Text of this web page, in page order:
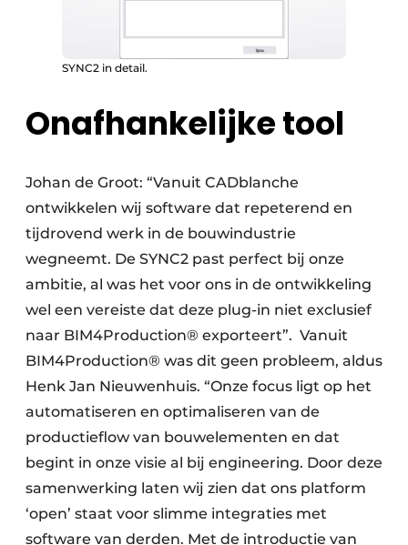
SYNC2 in detail.
Onafhankelijke tool
Johan de Groot: “Vanuit CADblanche
ontwikkelen wij software dat repeterend en
tijdrovend werk in de bouwindustrie
wegneemt. De SYNC2 past perfect bij onze
ambitie, al was het voor ons in de ontwikkeling
wel een vereiste dat deze plug-in niet exclusief
naar BIM4Production® exporteert”. Vanuit
BIM4Production® was dit geen probleem, aldus
Henk Jan Nieuwenhuis. “Onze focus ligt op het
automatiseren en optimaliseren van de
productieflow van bouwelementen en dat
begint in onze visie al bij engineering. Door deze
samenwerking laten wij zien dat ons platform
‘open’ staat voor slimme integraties met
software van derden. Met de introductie van